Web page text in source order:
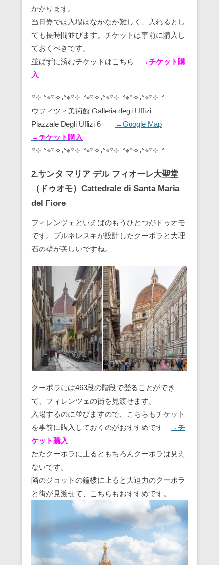
かかります。
当日券では入場はなかなか難しく、入れるとし
ても長時間並びます。チケットは事前に購入し
ておくべきです。
並ばずに済むチケットはこちら
→チケット購
入
꙳✧˖°⌖꙳✧˖°⌖꙳✧˖°⌖꙳✧˖°⌖꙳✧˖°⌖꙳✧˖°⌖꙳✧˖°
ウフィツィ美術館 Galleria degli Uffizi
Piazzale Degli Uffizi 6
→Google Map
→チケット購入
꙳✧˖°⌖꙳✧˖°⌖꙳✧˖°⌖꙳✧˖°⌖꙳✧˖°⌖꙳✧˖°⌖꙳✧˖°
2.サンタ マリア デル フィオーレ大聖堂
（ドゥオモ）Cattedrale di Santa Maria
del Fiore
フィレンツェといえばのもうひとつがドゥオモ
です。ブルネレスキが設計したクーポラと大理
石の壁が美しいですね。
クーポラには463段の階段で登ることができ
て、フィレンツェの街を見渡せます。
入場するのに並びますので、こちらもチケット
を事前に購入しておくのがおすすめです
→チ
ケット購入
ただクーポラに上るともちろんクーポラは見え
ないです。
隣のジョットの鐘楼に上ると大迫力のクーポラ
と街が見渡せて、こちらもおすすめです。